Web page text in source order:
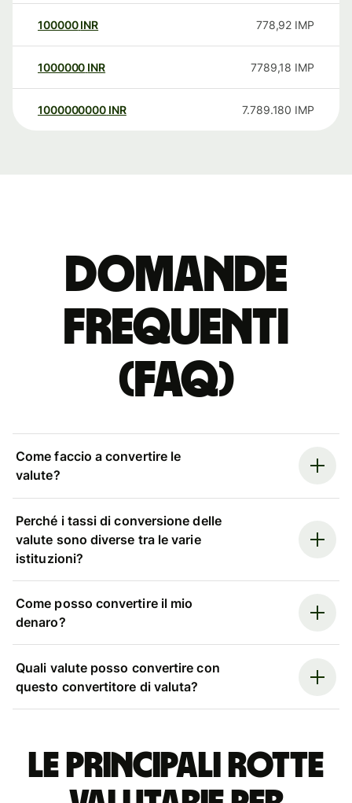
100000 INR 778,92 IMP
1000000 INR 7789,18 IMP
1000000000 INR 7.789.180 IMP
Domande
Frequenti
(FAQ)
Come faccio a convertire le
valute?
Perché i tassi di conversione delle
valute sono diverse tra le varie
istituzioni?
Come posso convertire il mio
denaro?
Quali valute posso convertire con
questo convertitore di valuta?
Le principali rotte